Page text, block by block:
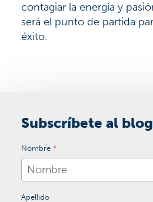
contagiar la energía y
será el punto de partida
éxito.
Subscríbete al blog
Nombre *
Apellido